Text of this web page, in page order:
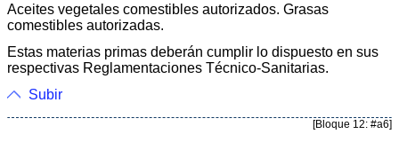
Aceites vegetales comestibles autorizados. Grasas
comestibles autorizadas.
Estas materias primas deberán cumplir lo dispuesto en sus
respectivas Reglamentaciones Técnico-Sanitarias.
Subir
[Bloque 12: #a6]